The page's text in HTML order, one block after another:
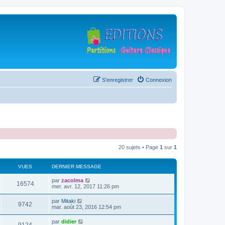
Connexion
S’enregistrer
20 sujets • Page 1 sur 1
VUES DERNIER MESSAGE
16574V
u
D
e
i
e
r
m
par zacolma
mer. avr. 12, 2017 11:26 pm
9742
u
D
e
par Mitaki
mar. août 23, 2016 12:54 pm
D
par didier